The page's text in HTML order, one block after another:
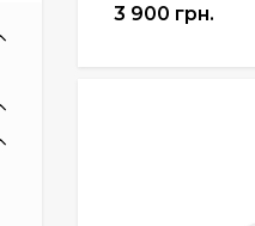
3 900 грн.